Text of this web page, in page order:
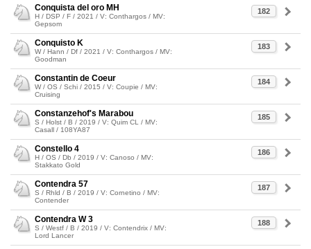
182
Conquista del oro MH
H / DSP / F / 2021 / V: Conthargos / MV:
Gepsom
183
Conquisto K
W / Hann / Df / 2021 / V: Conthargos / MV:
Goodman
184
Constantin de Coeur
W / OS / Schi / 2015 / V: Coupie / MV:
Cruising
185
Constanzehof's Marabou
S / Holst / B / 2019 / V: Quim CL / MV:
Casall / 108YA87
186
Constello 4
H / OS / Db / 2019 / V: Canoso / MV:
Stakkato Gold
187
Contendra 57
S / Rhld / B / 2019 / V: Cornetino / MV:
Contender
188
Contendra W 3
S / Westf / B / 2019 / V: Contendrix / MV:
Lord Lancer